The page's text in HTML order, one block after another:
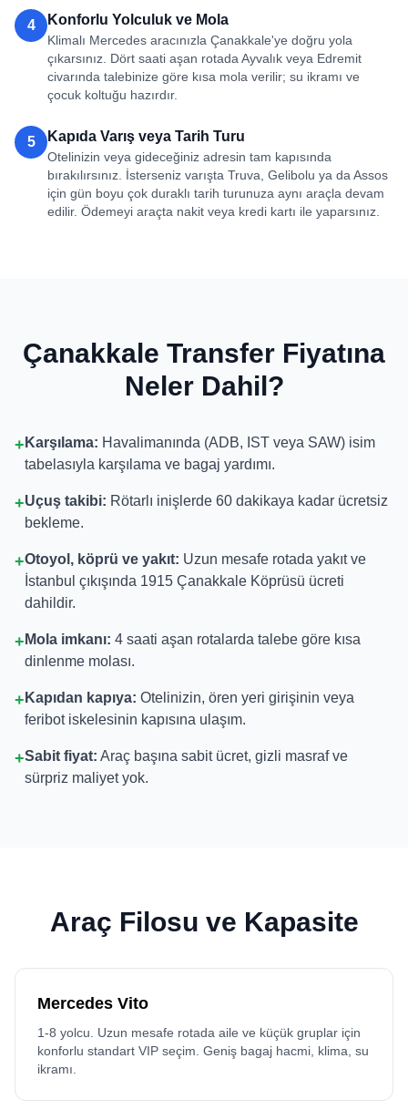
4 Konforlu Yolculuk ve Mola
Klimalı Mercedes aracınızla Çanakkale'ye doğru yola
çıkarsınız. Dört saati aşan rotada Ayvalık veya Edremit
civarında talebinize göre kısa mola verilir; su ikramı ve
çocuk koltuğu hazırdır.
5 Kapıda Varış veya Tarih Turu
Otelinizin veya gideceğiniz adresin tam kapısında
bırakılırsınız. İsterseniz varışta Truva, Gelibolu ya da Assos
için gün boyu çok duraklı tarih turunuza aynı araçla devam
edilir. Ödemeyi araçta nakit veya kredi kartı ile yaparsınız.
Çanakkale Transfer Fiyatına
Neler Dahil?
+ Karşılama: Havalimanında (ADB, IST veya SAW) isim
tabelasıyla karşılama ve bagaj yardımı.
+Uçuş takibi: Rötarlı inişlerde 60 dakikaya kadar ücretsiz
bekleme.
+Otoyol, köprü ve yakıt: Uzun mesafe rotada yakıt ve
İstanbul çıkışında 1915 Çanakkale Köprüsü ücreti
dahildir.
+ Mola imkanı: 4 saati aşan rotalarda talebe göre kısa
dinlenme molası.
+ Kapıdan kapıya: Otelinizin, ören yeri girişinin veya
feribot iskelesinin kapısına ulaşım.
+Sabit fiyat: Araç başına sabit ücret, gizli masraf ve
sürpriz maliyet yok.
Araç Filosu ve Kapasite
Mercedes Vito
1-8 yolcu. Uzun mesafe rotada aile ve küçük gruplar için
konforlu standart VIP seçim. Geniş bagaj hacmi, klima, su
ikramı.